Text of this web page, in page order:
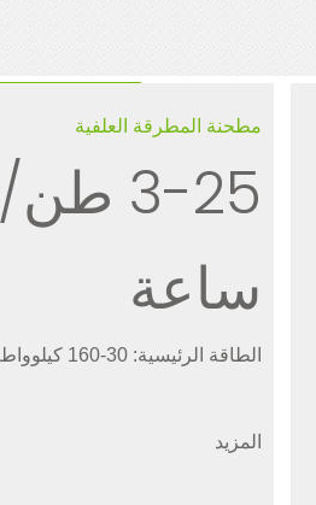
مطحنة المطرقة العلفية
3-25 طن/
ساعة
الطاقة الرئيسية: 30-160 كيلوواط
المزيد